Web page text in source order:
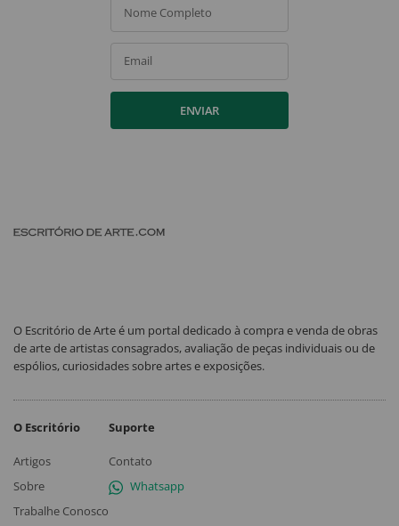
Nome Completo
Email
ENVIAR
O Escritório de Arte é um portal dedicado à compra e venda de obras
de arte de artistas consagrados, avaliação de peças individuais ou de
espólios, curiosidades sobre artes e exposições.
O Escritório
Artigos
Sobre
Trabalhe Conosco
Suporte
Contato
Whatsapp